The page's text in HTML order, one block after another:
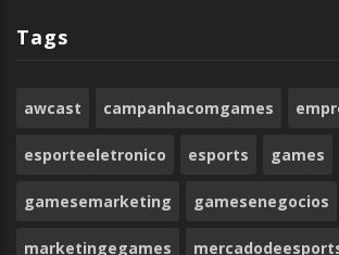
Tags
awcast campanhacomgames
esporteeletronico esports games
gamesemarketing gamesenegocios
marketingegames